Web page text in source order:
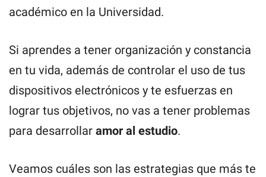
académico en la Universidad.
Si aprendes a tener organización y constancia
en tu vida, además de controlar el uso de tus
dispositivos electrónicos y te esfuerzas en
lograr tus objetivos, no vas a tener problemas
para desarrollar amor al estudio.
Veamos cuáles son las estrategias que más te